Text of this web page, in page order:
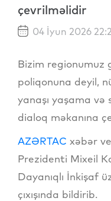
çevrilməlidir
04 İyun 2026
Bizim regionumuz
poliqonuna deyil,
yanaşı yaşama və
dialoq məkanına
AZƏRTAC xəbər
Prezidenti Mixeil
Dayanıqlı İnkişaf
çıxışında bildirib.